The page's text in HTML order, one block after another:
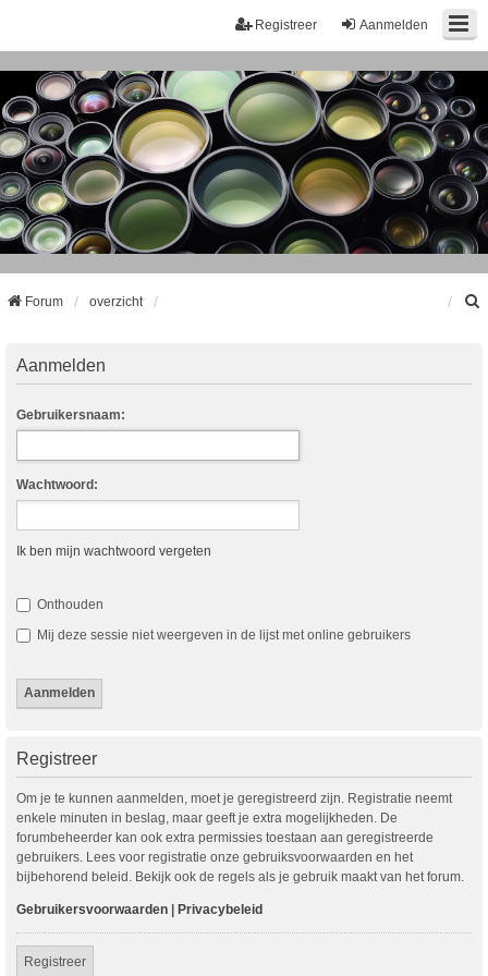
Aanmelden
Registreer
Forum overzicht
Aanmelden
Gebruikersnaam:
Wachtwoord:
Ik ben mijn wachtwoord vergeten
Onthouden
Mij deze sessie niet weergeven in de lijst met online gebruikers
Registreer
Om je te kunnen aanmelden, moet je geregistreerd zijn. Registratie neemt
enkele minuten in beslag, maar geeft je extra mogelijkheden. De
forumbeheerder kan ook extra permissies toestaan aan geregistreerde
gebruikers. Lees voor registratie onze gebruiksvoorwaarden en het
bijbehorend beleid. Bekijk ook de regels als je gebruik maakt van het forum.
Gebruikersvoorwaarden | Privacybeleid
Registreer